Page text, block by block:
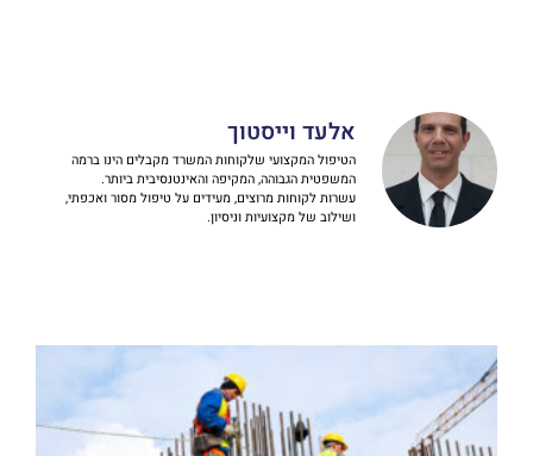
אלעד וייסטוך
הטיפול המקצועי שלקוחות המשרד מקבלים הינו ברמה
המשפטית הגבוהה, המקיפה והאינטנסיבית ביותר.
עשרות לקוחות מרוצים, מעידים על טיפול מסור ואכפתי,
ושילוב של מקצועיות וניסיון.​